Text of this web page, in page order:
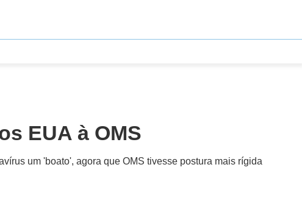
EUA à OMS
um 'boato', agora que OMS tivesse postura mais rígida